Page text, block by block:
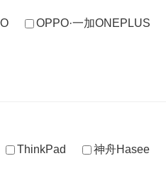
OPPO·一加ONEPLUS
ThinkPad
神舟Hasee